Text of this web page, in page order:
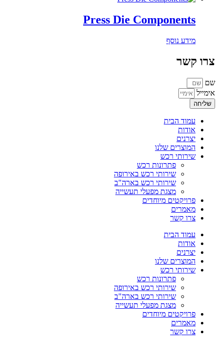
Press Die Components
מידע נוסף
צרו קשר
שם
אימייל
שליחה
עמוד הבית
אודות
יצרנים
המוצרים שלנו
שירותי רכש
פתרונות רכש
שירותי רכש באירופה
שירותי רכש בארה"ב
מצגת מפעלי תעשייה
פרויקטים מיוחדים
מאמרים
צרו קשר
עמוד הבית
אודות
יצרנים
המוצרים שלנו
שירותי רכש
פתרונות רכש
שירותי רכש באירופה
שירותי רכש בארה"ב
מצגת מפעלי תעשייה
פרויקטים מיוחדים
מאמרים
צרו קשר